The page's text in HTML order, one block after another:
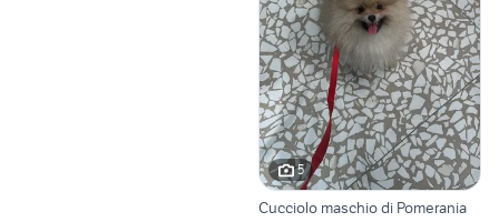
5
Cucciolo maschio di Pomerania